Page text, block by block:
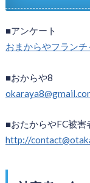
■アンケート
おまからやフランチ
■おからや8
■おたからやFC被害
http://